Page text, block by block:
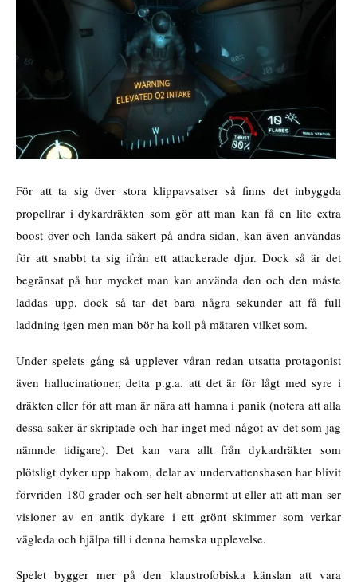
För att ta sig över stora klippavsatser så finns det inbyggda
propellrar i dykardräkten som gör att man kan få en lite extra
boost över och landa säkert på andra sidan, kan även användas
för att snabbt ta sig ifrån ett attackerade djur. Dock så är det
begränsat på hur mycket man kan använda den och den måste
laddas upp, dock så tar det bara några sekunder att få full
laddning igen men man bör ha koll på mätaren vilket som.
Under spelets gång så upplever våran redan utsatta protagonist
även hallucinationer, detta p.g.a. att det är för lågt med syre i
dräkten eller för att man är nära att hamna i panik (notera att alla
dessa saker är skriptade och har inget med något av det som jag
nämnde tidigare). Det kan vara allt från dykardräkter som
plötsligt dyker upp bakom, delar av undervattensbasen har blivit
förvriden 180 grader och ser helt abnormt ut eller att att man ser
visioner av en antik dykare i ett grönt skimmer som verkar
vägleda och hjälpa till i denna hemska upplevelse.
Spelet bygger mer på den klaustrofobiska känslan att vara